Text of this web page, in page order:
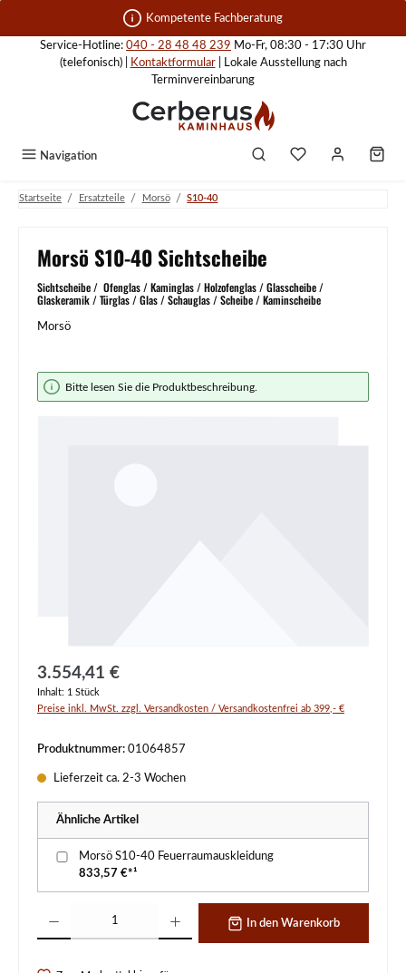
Zum Hauptinhalt springen Kompetente Fachberatung
Service-Hotline: 040 - 28 48 48 239 Mo-Fr, 08:30 - 17:30 Uhr
(telefonisch) |
Kontaktformular| Lokale Ausstellung nach
Terminvereinbarung
Navigation
Startseite / Ersatzteile / Morsö / S10-40
Morsö S10-40 Sichtscheibe
Sichtscheibe / Ofenglas / Kaminglas / Holzofenglas / Glasscheibe /
Glaskeramik / Türglas / Glas / Schauglas / Scheibe / Kaminscheibe
Morsö
Bildergalerie überspringen
Bitte lesen Sie die Produktbeschreibung.
Regulärer Preis:
3.554,41 €
Inhalt: 1 Stück
Preise inkl. MwSt. zzgl. Versandkosten / Versandkostenfrei ab 399,- €
Produktnummer: 01064857
Lieferzeit ca. 2-3 Wochen
Ähnliche Artikel
Morsö S10-40 Feuerraumauskleidung
833,57 €*¹
In den Warenkorb